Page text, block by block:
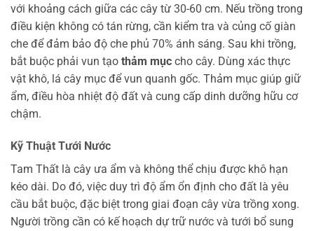
với khoảng cách giữa các cây từ 30-60 cm. Nếu trồng trong
điều kiện không có tán rừng, cần kiểm tra và củng cố giàn
che để đảm bảo độ che phủ 70% ánh sáng. Sau khi trồng,
bắt buộc phải vun tạo thảm mục cho cây. Dùng xác thực
vật khô, lá cây mục để vun quanh gốc. Thảm mục giúp giữ
ẩm, điều hòa nhiệt độ đất và cung cấp dinh dưỡng hữu cơ
chậm.
Kỹ Thuật Tưới Nước
Tam Thất là cây ưa ẩm và không thể chịu được khô hạn
kéo dài. Do đó, việc duy trì độ ẩm ổn định cho đất là yêu
cầu bắt buộc, đặc biệt trong giai đoạn cây vừa trồng xong.
Người trồng cần có kế hoạch dự trữ nước và tưới bổ sung